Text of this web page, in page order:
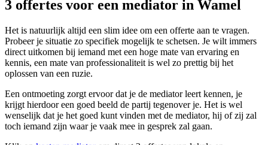
3 offertes voor een mediator in Wamel
Het is natuurlijk altijd een slim idee om een offerte aan te vragen.
Probeer je situatie zo specifiek mogelijk te schetsen. Je wilt immers
direct uitkomen bij iemand met een hoge mate van ervaring en
kennis, een mate van professionaliteit is wel zo prettig bij het
oplossen van een ruzie.
Een ontmoeting zorgt ervoor dat je de mediator leert kennen, je
krijgt hierdoor een goed beeld de partij tegenover je. Het is wel
wenselijk dat je het goed kunt vinden met de mediator, hij of zij zal
toch iemand zijn waar je vaak mee in gesprek zal gaan.